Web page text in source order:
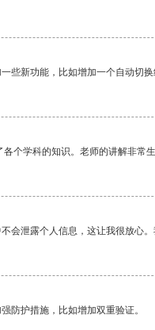
些新功能，比如增加一个自动切换
个学科的知识。老师的讲解非常
会泄露个人信息，这让我很放心
防护措施，比如增加双重验证。